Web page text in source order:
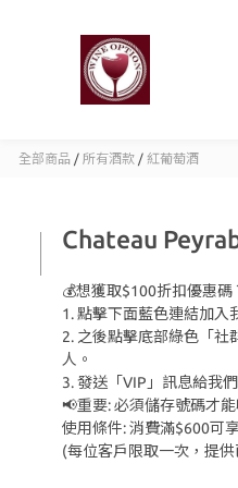
全部商品 / 所有酒款 / 紅葡萄酒
Chateau
💰想獲取$100折扣優惠碼
1. 點擊下面藍色連結加入
2. 之後點擊底部綠色「
人。
3. 發送「VIP」訊息給我們
📢重要: 必須儲存號碼才
使用條件: 消費滿$600可
(每位客戶限取一次，提